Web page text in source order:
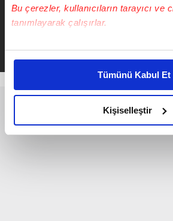
Bu çerezler, kullanıcıların tarayıcı ve
tanımlayarak çalışırlar.
Bu çerezlere izin vermeniz halinde
daha iyi reklam deneyimi yaşatabiliriz.
amacımızın size daha iyi bir reklam
olduğunu ve sizlere en iyi içerikleri
elimizden gelen çabayı gösterdiğimizi
reklamların maliyetlerimizi
Tümünü Kabul Et
Kişiselleştir
Serkan Cortaoğlu